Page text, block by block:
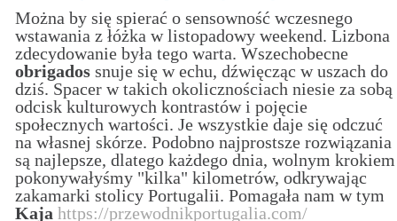
Można by się spierać o sensowność wczesnego
wstawania z łóżka w listopadowy weekend. Lizbona
zdecydowanie była tego warta. Wszechobecne
obrigados snuje się w echu, dźwięcząc w uszach do
dziś. Spacer w takich okolicznościach niesie za sobą
odcisk kulturowych kontrastów i pojęcie
społecznych wartości. Je wszystkie daje się odczuć
na własnej skórze. Podobno najprostsze rozwiązania
są najlepsze, dlatego każdego dnia, wolnym krokiem
pokonywałyśmy "kilka" kilometrów, odkrywając
zakamarki stolicy Portugalii. Pomagała nam w tym
Kaja https://przewodnikportugalia.com/